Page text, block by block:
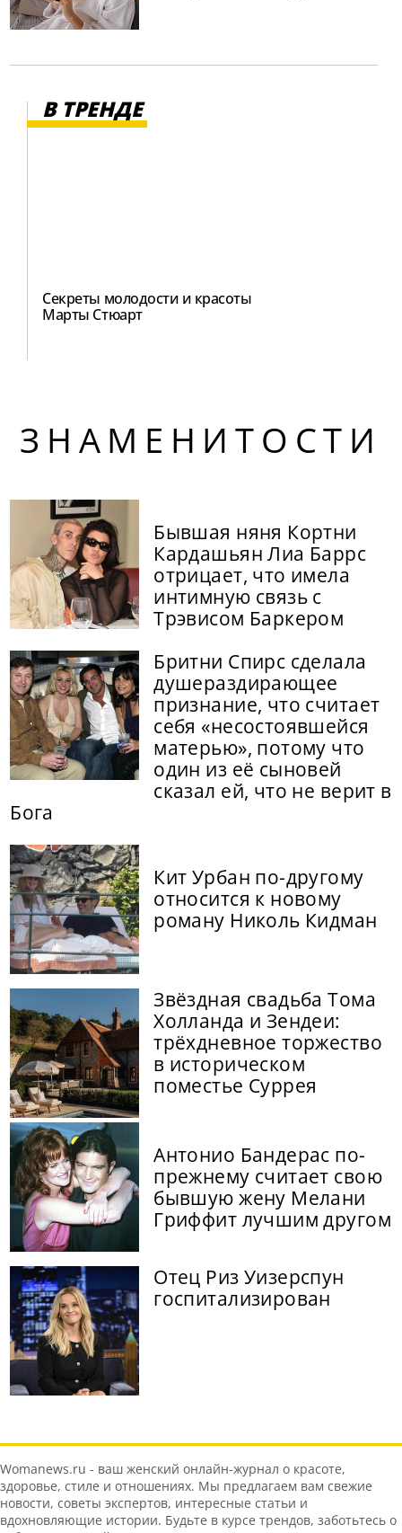
В ТРЕНДЕ
Секреты молодости и красоты
Марты Стюарт
ЗНАМЕНИТОСТИ
Бывшая няня Кортни
Кардашьян Лиа Баррс
отрицает, что имела
интимную связь с
Трэвисом Баркером
Бритни Спирс сделала
душераздирающее
признание, что считает
себя «несостоявшейся
матерью», потому что
один из её сыновей
сказал ей, что не верит в
Бога
Кит Урбан по-другому
относится к новому
роману Николь Кидман
Звёздная свадьба Тома
Холланда и Зендеи:
трёхдневное торжество
в историческом
поместье Суррея
Антонио Бандерас по-
прежнему считает свою
бывшую жену Мелани
Гриффит лучшим другом
Отец Риз Уизерспун
госпитализирован
Womanews.ru - ваш женский онлайн-журнал о красоте,
здоровье, стиле и отношениях. Мы предлагаем вам свежие
новости, советы экспертов, интересные статьи и
вдохновляющие истории. Будьте в курсе трендов, заботьтесь о